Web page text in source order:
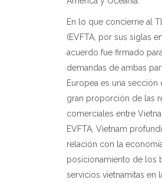
En lo que concierne al
(EVFTA, por sus siglas
acuerdo fue firmado
demandas de ambas
Europea es una sección
gran proporción de las
comerciales entre
EVFTA, Vietnam
relación con la
posicionamiento de los
servicios vietnamitas en